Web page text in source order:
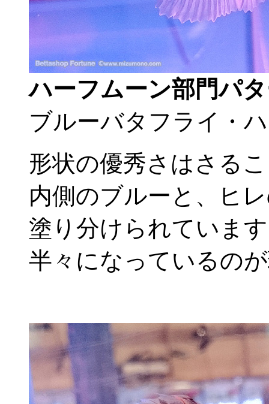
ハーフムーン部門パ
ブルーバタフライ・
形状の優秀さはさる
内側のブルーと、ヒ
塗り分けられていま
半々になっているの